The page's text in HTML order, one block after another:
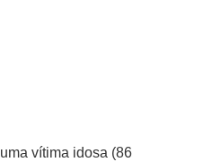
vítima idosa (86